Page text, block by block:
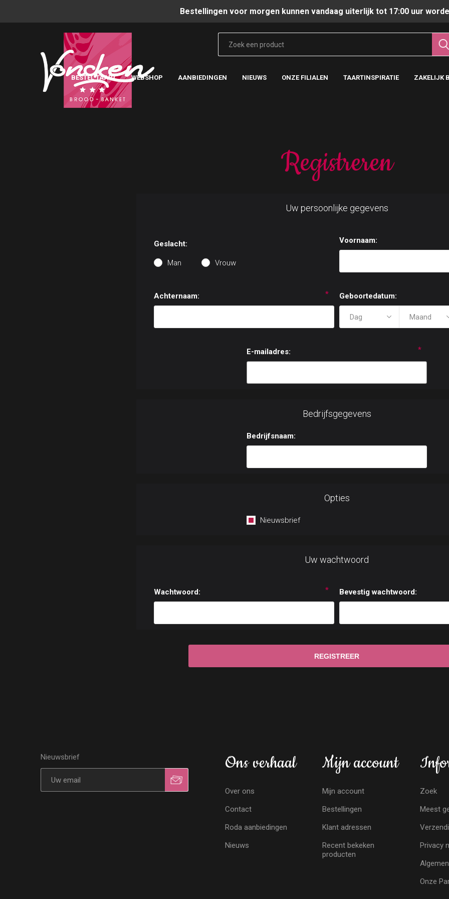
Bestellingen voor morgen kunnen vandaag uiterlijk tot 17:00 uur
BESTEL TAART WEBSHOP AANBIEDINGEN NIEUWS ONZE FILIALEN TAARTINSPIRATIE ZAKELIJK
Registreren
Uw persoonlijke gegevens
Geslacht:
Man Vrouw
Voornaam:
Achternaam: * Geboortedatum:
E-mailadres: *
Bedrijfsgegevens
Bedrijfsnaam:
Opties
Nieuwsbrief
Uw wachtwoord
Wachtwoord: * Bevestig wachtwoord:
Nieuwsbrief Ons verhaal
Over ons
Contact
Roda aanbiedingen
Nieuws
Mijn account
Mijn account
Bestellingen
Klant adressen
Recent bekeken
producten
Zoek
Meest
Privacy
Onze